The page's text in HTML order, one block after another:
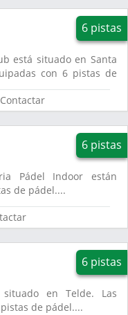
6 pistas
está situado en Santa
con 6 pistas de
Contactar
6 pistas
Pádel Indoor están
de pádel....
6 pistas
en Telde. Las
de pádel....